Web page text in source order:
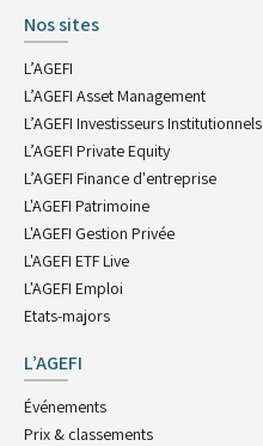
Nos sites
L’AGEFI
L’AGEFI Asset Management
L’AGEFI Investisseurs Institutionnels
L’AGEFI Private Equity
L’AGEFI Finance d'entreprise
L'AGEFI Patrimoine
L'AGEFI Gestion Privée
L'AGEFI ETF Live
L'AGEFI Emploi
Etats-majors
L’AGEFI
Événements
Prix & classements